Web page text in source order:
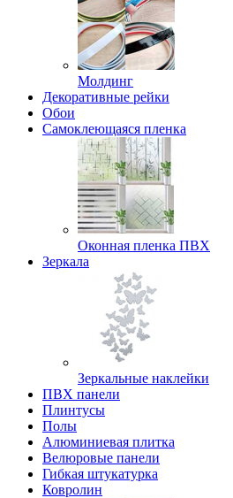
Молдинг
Декоративные рейки
Обои
Самоклеющаяся пленка
Оконная пленка ПВХ
Зеркала
Зеркальные наклейки
ПВХ панели
Плинтусы
Полы
Алюминиевая плитка
Велюровые панели
Гибкая штукатурка
Ковролин